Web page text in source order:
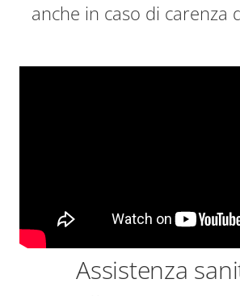
anche in caso di carenza
Assistenza